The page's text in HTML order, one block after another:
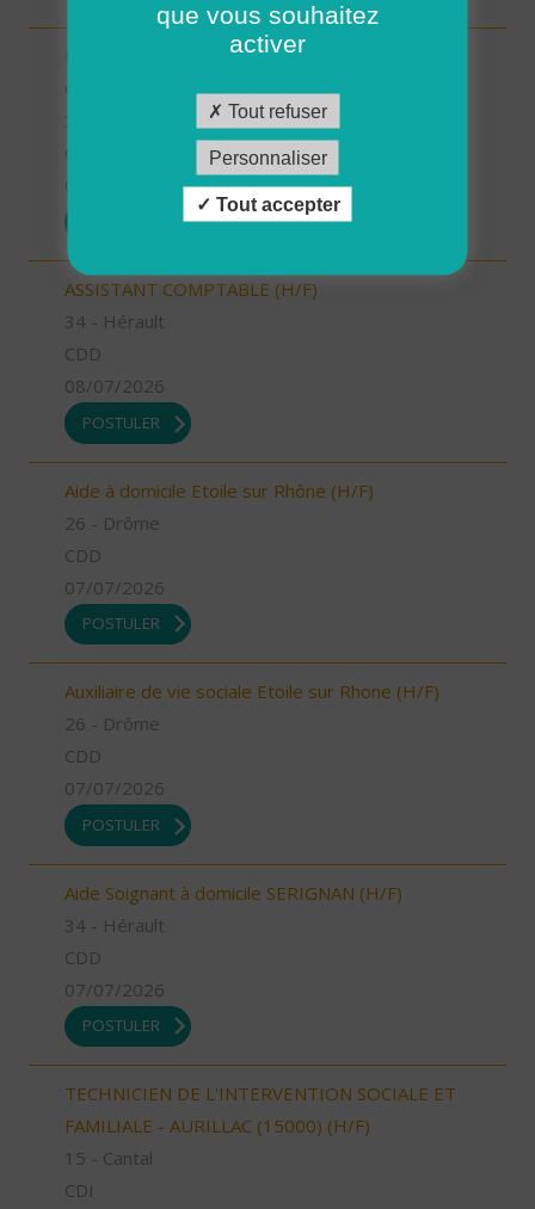
INTERVENANT.E A DOMICILE (CDI) - PLELAN LE
GRAND (H/F)
ASSISTANT COMPTABLE (H/F)
34 - Hérault
CDD
08/07/2026
POSTULER
Aide à domicile Etoile sur Rhône (H/F)
26 - Drôme
CDD
07/07/2026
POSTULER
Auxiliaire de vie sociale Etoile sur Rhone (H/F)
26 - Drôme
CDD
07/07/2026
POSTULER
Aide Soignant à domicile SERIGNAN (H/F)
34 - Hérault
CDD
07/07/2026
POSTULER
TECHNICIEN DE L'INTERVENTION SOCIALE ET
FAMILIALE - AURILLAC (15000) (H/F)
15 - Cantal
CDI
que vous souhaitez
activer
Tout refuser
Personnaliser
Tout accepter